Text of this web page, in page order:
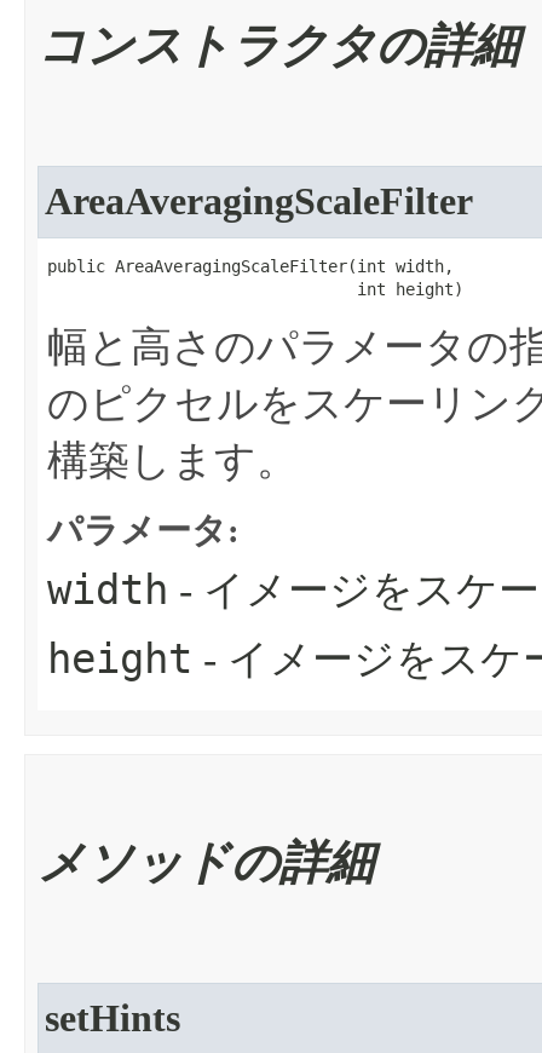
コンストラクタの詳細
AreaAveragingScaleFilter
public AreaAveragingScaleFilter​(int width,
                                int height)
幅と高さのパラメータの
のピクセルをスケーリン
構築します。
パラメータ:
width - イメージをスケ
height - イメージをスケ
メソッドの詳細
setHints